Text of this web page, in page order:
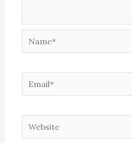
Name*
Email*
Website